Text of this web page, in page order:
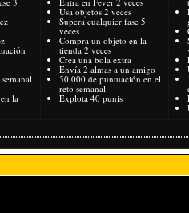
la
Usa objetos 2 veces
Supera cualquier fase 5
veces
Compra un objeto en la
tienda 2 veces
Crea una bola extra
Envía 2 almas a un amigo
50.000 de puntuación en el
reto semanal
Explota 40 punis